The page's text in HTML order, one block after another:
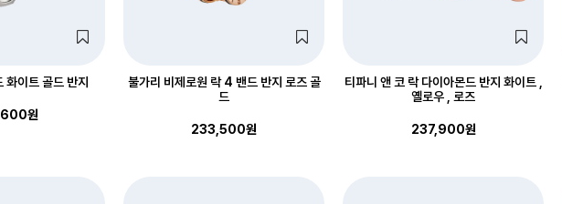
화이트 골드 반지
원
불가리 비제로원 락 4 밴드 반지 로즈 골
드
233,500원
티파니 앤 코 락 다이아몬드 반지 화이트 ,
옐로우 , 로즈
237,900원